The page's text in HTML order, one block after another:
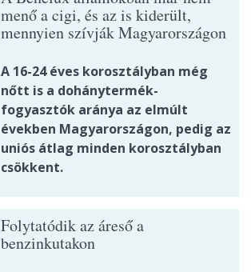
menő a cigi, és az is kiderült,
mennyien szívják Magyarországon
A 16-24 éves korosztályban még
nőtt is a dohánytermék-
fogyasztók aránya az elmúlt
években Magyarországon, pedig az
uniós átlag minden korosztályban
csökkent.
Folytatódik az áreső a
benzinkutakon